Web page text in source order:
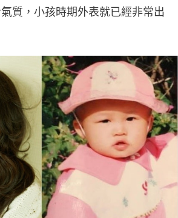
質，小孩時期外表就已經非常出